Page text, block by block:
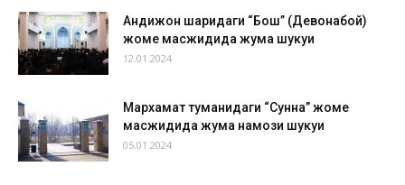
Андижон шаҳридаги “Бош” (Девонабой)
жоме масжидида жума шукуҳи
12.01.2024
Мархамат туманидаги “Сунна” жоме
масжидида жума намози шукуҳи
05.01.2024